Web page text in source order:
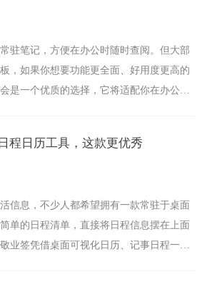
驻笔记，方便在办公时随时查阅。但大部
，如果你想要功能更全面、好用度更高的
是一个优质的选择，它将适配你在办公、
程日历工具，这款更优秀
信息，不少人都希望拥有一款常驻于桌面
单的日程清单，直接将日程信息摆在上面
业签凭借桌面可视化日历、记事日程一体